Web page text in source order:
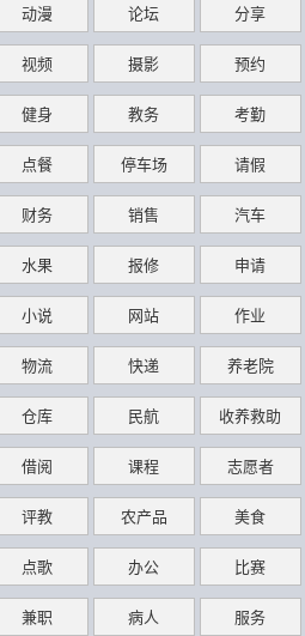
动漫 论坛 分享
视频 摄影 预约
健身 教务 考勤
点餐 停车场 请假
财务 销售 汽车
水果 报修 申请
小说 网站 作业
物流 快递 养老院
仓库 民航 收养救助
借阅 课程 志愿者
评教 农产品 美食
点歌 办公 比赛
兼职 病人 服务